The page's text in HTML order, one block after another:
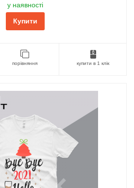
у наявності
Купити
порівняння купити в 1 клік